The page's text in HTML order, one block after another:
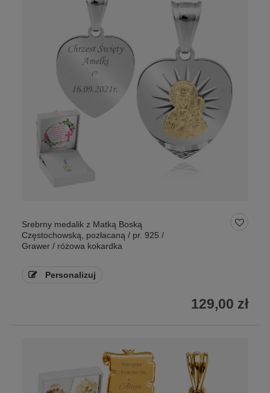
Srebrny medalik z Matką Boską
Częstochowską, pozłacaną / pr. 925 /
Grawer / różowa kokardka
Personalizuj
129,00 zł